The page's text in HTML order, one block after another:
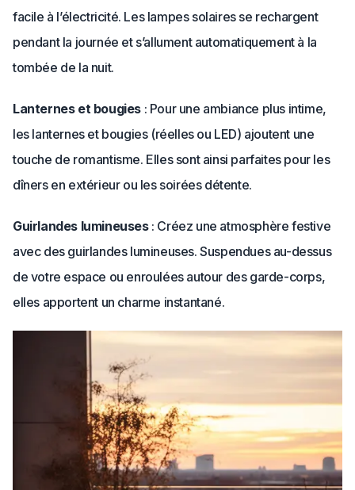
facile à l’électricité. Les lampes solaires se rechargent
pendant la journée et s’allument automatiquement à la
tombée de la nuit.
Lanternes et bougies : Pour une ambiance plus intime,
les lanternes et bougies (réelles ou LED) ajoutent une
touche de romantisme. Elles sont ainsi parfaites pour les
dîners en extérieur ou les soirées détente.
Guirlandes lumineuses: Créez une atmosphère festive
avec des guirlandes lumineuses. Suspendues au-dessus
de votre espace ou enroulées autour des garde-corps,
elles apportent un charme instantané.